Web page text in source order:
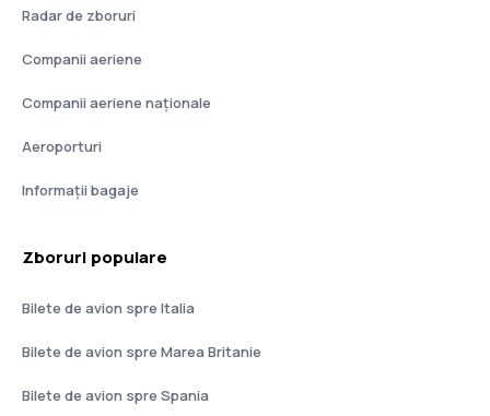
Radar de zboruri
Companii aeriene
Companii aeriene naţionale
Aeroporturi
Informații bagaje
Zboruri populare
Bilete de avion spre Italia
Bilete de avion spre Marea Britanie
Bilete de avion spre Spania